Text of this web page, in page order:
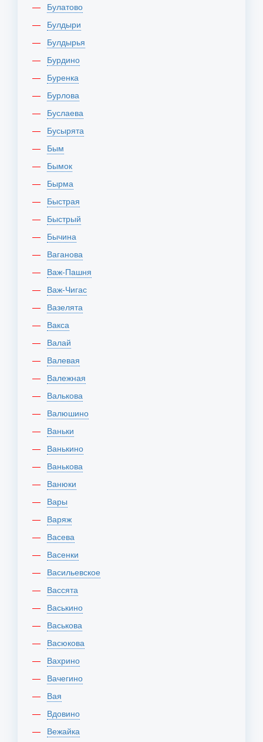
Булатово
Булдыри
Булдырья
Бурдино
Буренка
Бурлова
Буслаева
Бусырята
Бым
Бымок
Бырма
Быстрая
Быстрый
Бычина
Ваганова
Важ-Пашня
Важ-Чигас
Вазелята
Вакса
Валай
Валевая
Валежная
Валькова
Валюшино
Ваньки
Ванькино
Ванькова
Ванюки
Вары
Варяж
Васева
Васенки
Васильевское
Вассята
Васькино
Васькова
Васюкова
Вахрино
Вачегино
Вая
Вдовино
Вежайка